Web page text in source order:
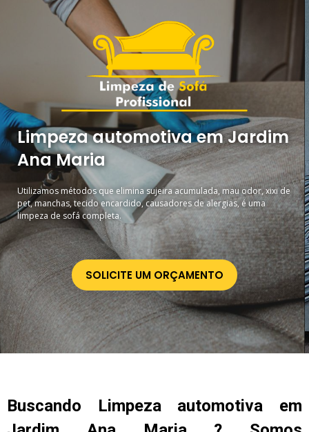
Limpeza automotiva em Jardim
Ana Maria
Utilizamos métodos que elimina sujeira acumulada, mau odor, xixi de
pet, manchas, tecido encardido, causadores de alergias, é uma
limpeza de sofá completa.
SOLICITE UM ORÇAMENTO
Buscando Limpeza automotiva em